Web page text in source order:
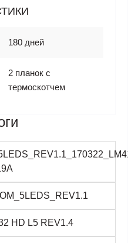
180 дней
2 планок с
термоскотчем
HD L5 REV1.4